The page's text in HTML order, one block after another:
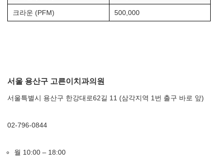
크라운 (PFM) 500,000
서울 용산구 고른이치과의원
서울특별시 용산구 한강대로62길 11 (삼각지역 1번 출구 바로 앞)
02-796-0844
월 10:00 – 18:00